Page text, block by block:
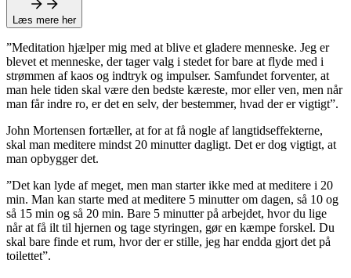
Læs mere her
”Meditation hjælper mig med at blive et gladere menneske. Jeg er
blevet et menneske, der tager valg i stedet for bare at flyde med i
strømmen af kaos og indtryk og impulser. Samfundet forventer, at
man hele tiden skal være den bedste kæreste, mor eller ven, men når
man får indre ro, er det en selv, der bestemmer, hvad der er vigtigt”.
John Mortensen fortæller, at for at få nogle af langtidseffekterne,
skal man meditere mindst 20 minutter dagligt. Det er dog vigtigt, at
man opbygger det.
”Det kan lyde af meget, men man starter ikke med at meditere i 20
min. Man kan starte med at meditere 5 minutter om dagen, så 10 og
så 15 min og så 20 min. Bare 5 minutter på arbejdet, hvor du lige
når at få ilt til hjernen og tage styringen, gør en kæmpe forskel. Du
skal bare finde et rum, hvor der er stille, jeg har endda gjort det på
toilettet”.